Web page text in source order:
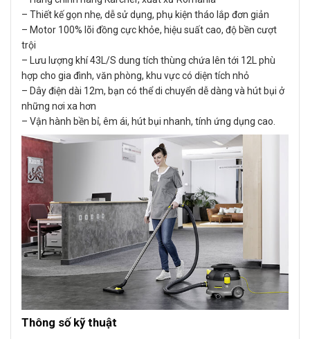
– Thiết kế gọn nhẹ, dễ sử dụng, phụ kiện tháo lắp đơn giản
– Motor 100% lõi đồng cực khỏe, hiệu suất cao, độ bền cượt
trội
– Lưu lượng khí 43L/S dung tích thùng chứa lên tới 12L phù
hợp cho gia đình, văn phòng, khu vực có diện tích nhỏ
– Dây điện dài 12m, bạn có thể di chuyển dễ dàng và hút bụi ở
những nơi xa hơn
– Vận hành bền bỉ, êm ái, hút bụi nhanh, tính ứng dụng cao.
Thông số kỹ thuật